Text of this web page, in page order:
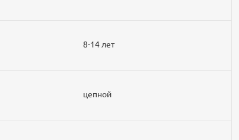
8-14 лет
цепной